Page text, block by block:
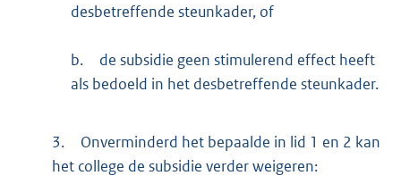
desbetreffende steunkader, of
b.
de subsidie geen stimulerend effect heeft
als bedoeld in het desbetreffende steunkader.
3.
Onverminderd het bepaalde in lid 1 en 2 kan
het college de subsidie verder weigeren: